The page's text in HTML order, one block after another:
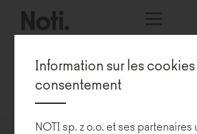
Notre mission Showrooms
Information sur les
consentement
NOTI sp. z o.o. et ses